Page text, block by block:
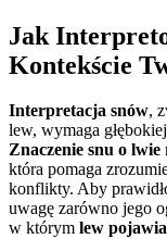
Jak
Kontekście
Interpretacja snów,
lew, wymaga
Znaczenie snu o lwie
która pomaga
konflikty. Aby
uwagę zarówno jego
w którym lew pojawia